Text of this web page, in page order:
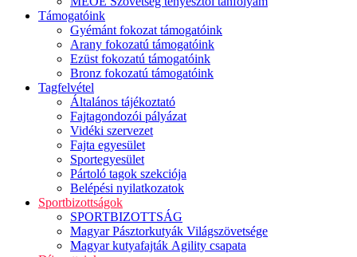
Támogatóink
Gyémánt fokozat támogatóink
Arany fokozatú támogatóink
Ezüst fokozatú támogatóink
Bronz fokozatú támogatóink
Tagfelvétel
Általános tájékoztató
Fajtagondozói pályázat
Vidéki szervezet
Fajta egyesület
Sportegyesület
Pártoló tagok szekciója
Belépési nyilatkozatok
Sportbizottságok
SPORTBIZOTTSÁG
Magyar Pásztorkutyák Világszövetsége
Magyar kutyafajták Agility csapata